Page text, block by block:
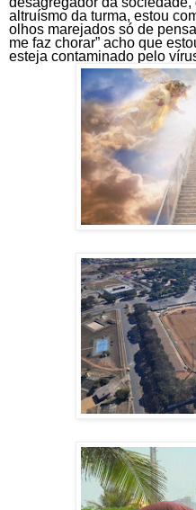
altruísmo da turma, estou
olhos marejados só de
me faz chorar” acho que
esteja contaminado pelo